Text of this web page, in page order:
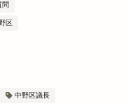
問
区
中野区議長